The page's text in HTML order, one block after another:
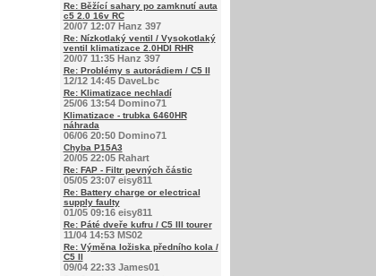
Re: Běžící sahary po zamknutí auta
c5 2.0 16v RC
20/07 12:07 Hanz 397
Re: Nízkotlaký ventil / Vysokotlaký
ventil klimatizace 2.0HDI RHR
20/07 11:35 Hanz 397
Re: Problémy s autorádiem / C5 II
12/12 14:45 DaveLbc
Re: Klimatizace nechladí
25/06 13:54 Domino71
Klimatizace - trubka 6460HR
náhrada
06/06 20:50 Domino71
Chyba P15A3
20/05 22:05 Rahart
Re: FAP - Filtr pevných částic
05/05 23:07 eisy811
Re: Battery charge or electrical
supply faulty
01/05 09:16 eisy811
Re: Páté dveře kufru / C5 III tourer
11/04 14:53 MS02
Re: Výměna ložiska předního kola /
C5 II
09/04 22:33 James01